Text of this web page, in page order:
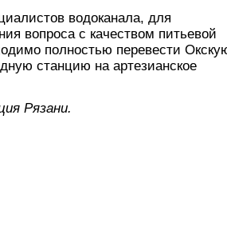
водоканала, для
вопроса с качеством питьевой
полностью перевести
станцию на артезианское
Рязани.